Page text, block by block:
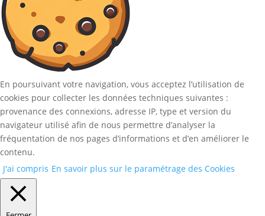
En poursuivant votre navigation, vous acceptez l’utilisation de
cookies pour collecter les données techniques suivantes :
provenance des connexions, adresse IP, type et version du
navigateur utilisé afin de nous permettre d’analyser la
fréquentation de nos pages d’informations et d’en améliorer le
contenu.
J'ai compris En savoir plus sur le paramétrage des Cookies